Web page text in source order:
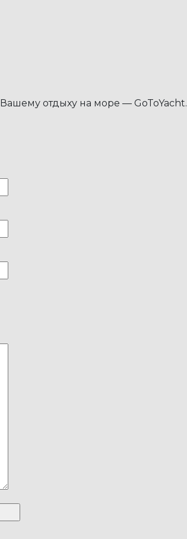
отдыху на море — GoToYacht.